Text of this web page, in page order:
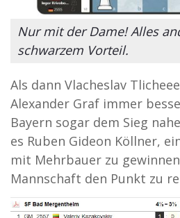
Nur mit der Dame! Alles
schwarzem Vorteil.
Als dann Vlacheslav
Alexander Graf immer
Bayern sogar dem Sieg
es Ruben Gideon Köllner,
mit Mehrbauer zu
Mannschaft den Punkt zu